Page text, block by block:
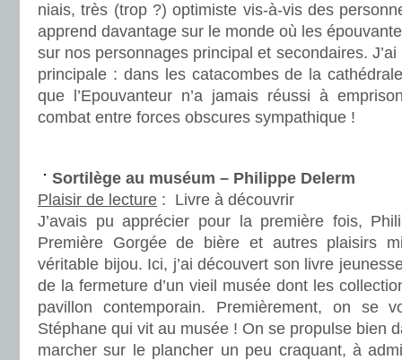
niais, très (trop ?) optimiste vis-à-vis des
apprend davantage sur le monde où les
sur nos personnages principal et secondaires. J’ai
principale : dans les catacombes de la
que l’Epouvanteur n’a jamais réussi à
combat entre forces obscures sympathique !
Sortilège au muséum – Philippe Delerm
Plaisir de lecture : Livre à découvrir
J’avais pu apprécier pour la première fois,
Première Gorgée de bière et autres plaisirs
véritable bijou. Ici, j’ai découvert son livre
de la fermeture d’un vieil musée dont les
pavillon contemporain. Premièrement, on
Stéphane qui vit au musée ! On se propulse bien
marcher sur le plancher un peu craquant, à